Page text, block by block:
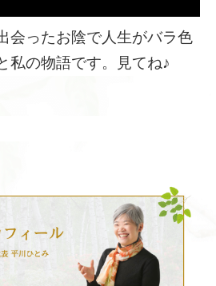
会ったお陰で人生がバラ色
私の物語です。見てね♪